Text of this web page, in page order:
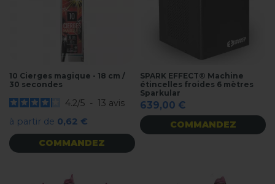
10 Cierges magique - 18 cm /
30 secondes
4.2/5 - 13 avis
à partir de 0,62 €
COMMANDEZ
SPARK EFFECT® Machine
étincelles froides 6 mètres
Sparkular
639,00 €
COMMANDEZ